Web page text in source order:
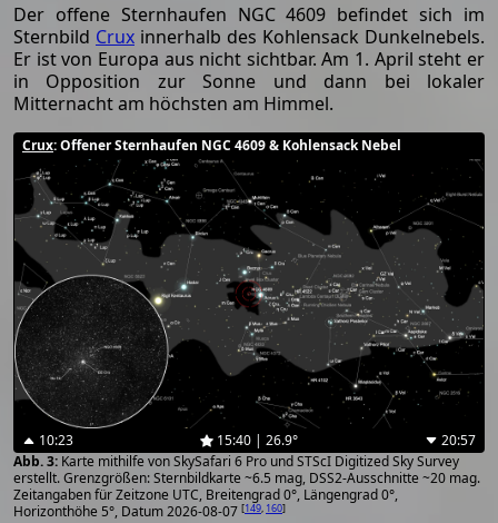
Der offene Sternhaufen NGC 4609 befindet sich im
Sternbild Crux innerhalb des Kohlensack Dunkelnebels.
Er ist von Europa aus nicht sichtbar. Am 1. April steht er
in Opposition zur Sonne und dann bei lokaler
Mitternacht am höchsten am Himmel.
Crux: Offener Sternhaufen NGC 4609 & Kohlensack Nebel
10:23 15:40 | 26.9°
20:57
Karte mithilfe von SkySafari 6 Pro und STScI Digitized Sky Survey
erstellt. Grenzgrößen: Sternbildkarte ~6.5 mag, DSS2-Ausschnitte ~20 mag.
Zeitangaben für Zeitzone UTC, Breitengrad 0°, Längengrad 0°,
Horizonthöhe 5°, Datum 2026-08-07 [149, 160]